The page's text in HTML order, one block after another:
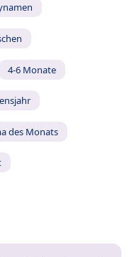
4-6 Monate
des Monats